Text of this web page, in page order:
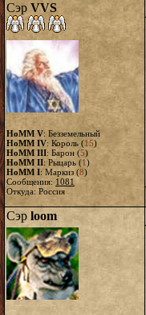
Сэр VVS
HoMM V: Безземельный
HoMM IV: Король (15)
HoMM III: Барон (5)
HoMM II: Рыцарь (1)
HoMM I: Маркиз (8)
Сообщения: 1081
Откуда: Россия
Сэр loom